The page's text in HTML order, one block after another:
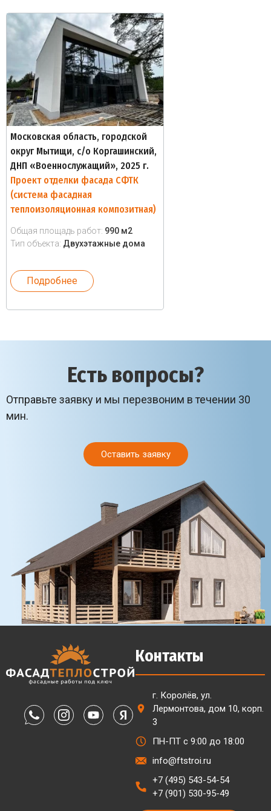
Московская область, городской
округ Мытищи, с/о Коргашинский,
ДНП «Военнослужащий», 2025 г.
Проект отделки фасада СФТК
(система фасадная
теплоизоляционная композитная)
Общая площадь работ: 990 м2
Тип объекта: Двухэтажные дома
Подробнее
Есть вопросы?
Отправьте заявку и мы перезвоним в течении 30
мин.
Оставить заявку
Контакты
г. Королёв, ул.
Лермонтова, дом 10, корп.
3
ПН-ПТ с 9:00 до 18:00
info@ftstroi.ru
+7 (495) 543-54-54
+7 (901) 530-95-49